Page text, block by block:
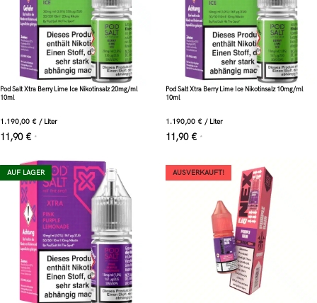
Pod Salt Xtra Berry Lime Ice Nikotinsalz 20mg/ml
10ml
1.190,00 € / Liter
11,90 € *
Pod Salt Xtra Berry Lime Ice Nikotinsalz 10mg/ml
10ml
1.190,00 € / Liter
11,90 € *
AUF LAGER AUSVERKAUFT!